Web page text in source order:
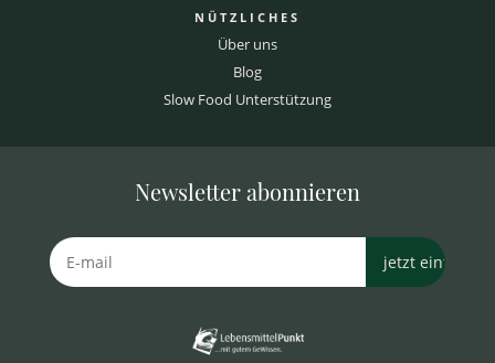
NÜTZLICHES
Über uns
Blog
Slow Food Unterstützung
Newsletter abonnieren